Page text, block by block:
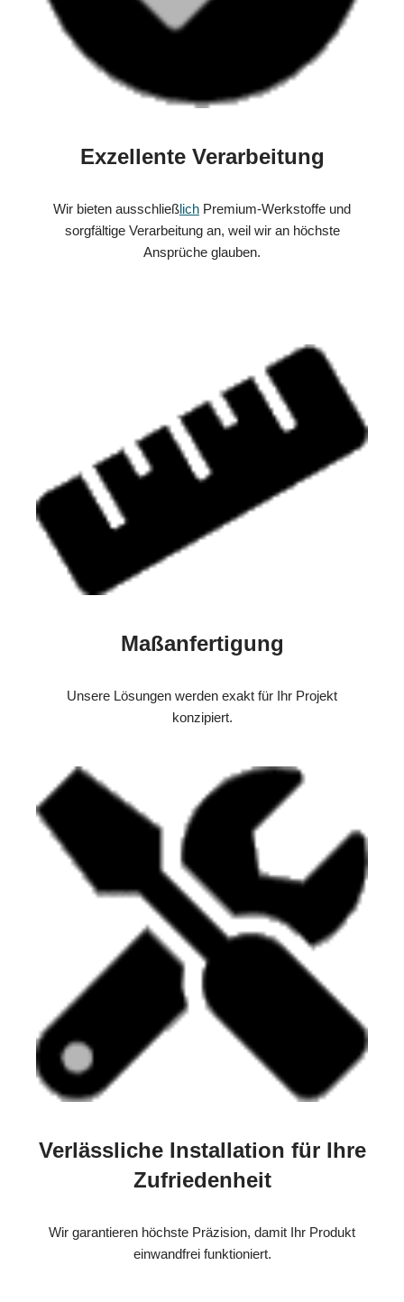
Exzellente Verarbeitung
Wir bieten ausschließlich Premium-Werkstoffe und
sorgfältige Verarbeitung an, weil wir an höchste
Ansprüche glauben.
Maßanfertigung
Unsere Lösungen werden exakt für Ihr Projekt
konzipiert.
Verlässliche Installation für Ihre
Zufriedenheit
Wir garantieren höchste Präzision, damit Ihr Produkt
einwandfrei funktioniert.